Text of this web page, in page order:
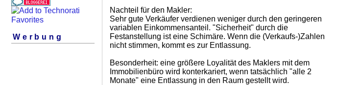
Werbung
Nachteil für den Makler:
Sehr gute Verkäufer verdienen weniger durch den geringeren
variablen Einkommensanteil. "Sicherheit" durch die
Festanstellung ist eine Schimäre. Wenn die (Verkaufs-)Zahlen
nicht stimmen, kommt es zur Entlassung.
Besonderheit: eine größere Loyalität des Maklers mit dem
Immobilienbüro wird konterkariert, wenn tatsächlich "alle 2
Monate" eine Entlassung in den Raum gestellt wird.